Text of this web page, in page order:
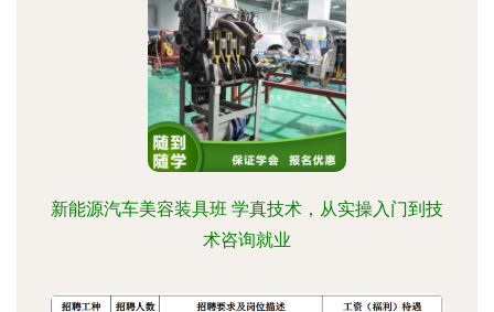
新能源汽车美容装具班 学真技术，从实操入门到技
术咨询就业